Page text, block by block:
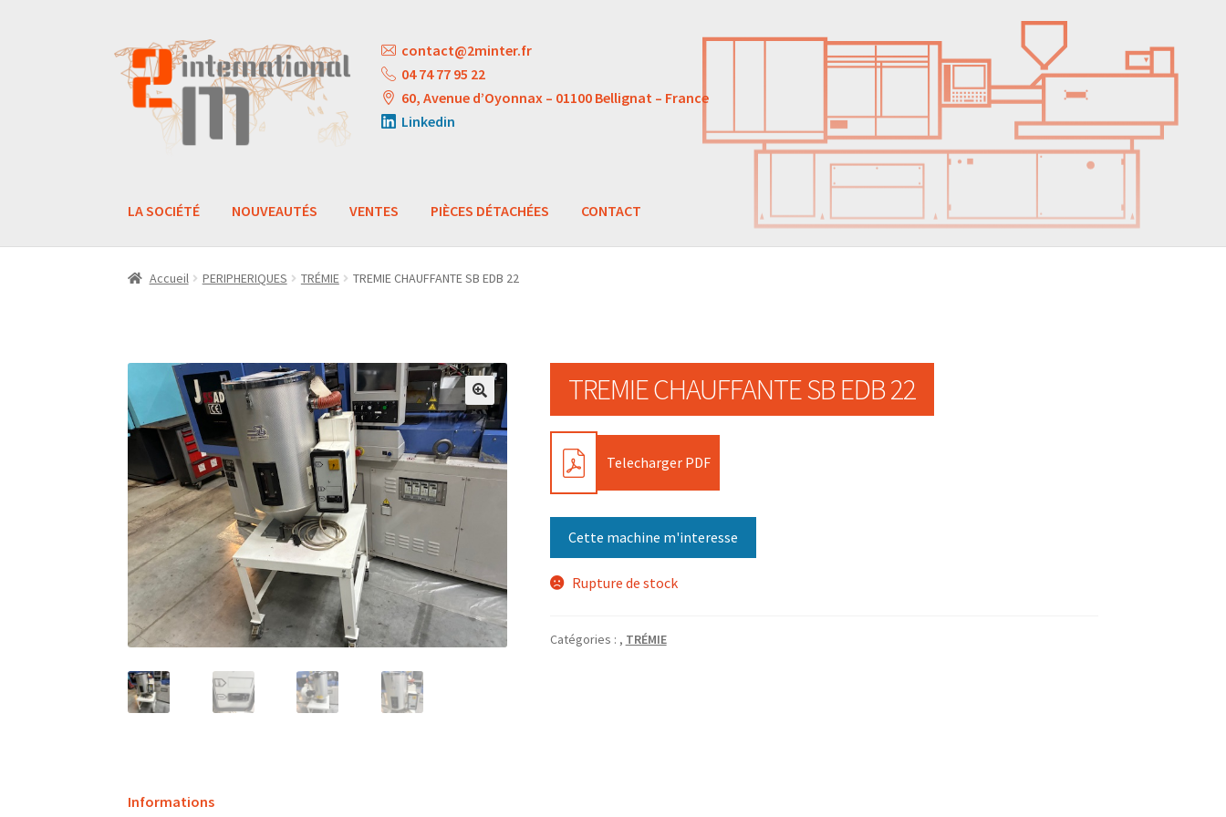
Aller
à
la
navigation
Aller
au
contenu
contact@2minter.fr
04 74 77 95 22
60, Avenue d’Oyonnax – 01100 Bellignat – France
Linkedin
LA SOCIÉTÉ NOUVEAUTÉS VENTES PIÈCES DÉTACHÉES CONTACT
Accueil PERIPHERIQUES TRÉMIE TREMIE CHAUFFANTE SB EDB 22
TREMIE CHAUFFANTE SB EDB 22
PDF Telecharger PDF
Cette machine m'interesse
Rupture de stock
Catégories : , TRÉMIE
Informations